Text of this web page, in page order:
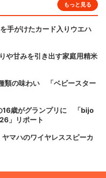
もっと見る
手がけたカード入りウエハ
甘みを引き出す家庭用精米
類の味わい 「ベビースター
16歳がグランプリに 「bijo
」リポート
マハのワイヤレススピーカ